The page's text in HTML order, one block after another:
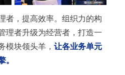
者，提高效率。组织力的构
理者升级为经营者，打造一
模块领头羊， 让各业务单元